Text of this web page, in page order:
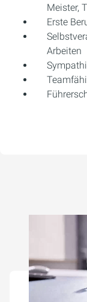
Meister,
Erste
Arbeiten